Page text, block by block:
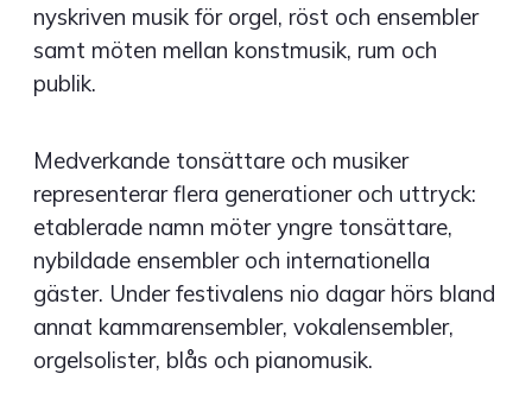
nyskriven musik för orgel, röst och ensembler
samt möten mellan konstmusik, rum och
publik.
Medverkande tonsättare och musiker
representerar flera generationer och uttryck:
etablerade namn möter yngre tonsättare,
nybildade ensembler och internationella
gäster. Under festivalens nio dagar hörs bland
annat kammarensembler, vokalensembler,
orgelsolister, blås och pianomusik.